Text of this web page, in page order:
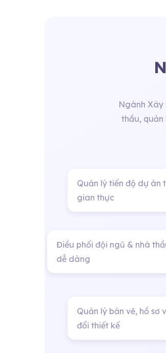
Ngành Xây
thầu, quản
Quản lý tiến độ dự án
gian thực
Điều phối đội ngũ & nhà
dễ dàng
Quản lý bản vẽ, hồ sơ
đổi thiết kế